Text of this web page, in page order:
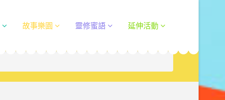
故事樂園 靈修蜜語 延伸活動